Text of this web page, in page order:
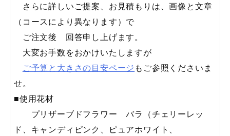
さらに詳しいご提案、お見積もりは、画像と文章
（コースにより異なります）で
ご注文後 回答申し上げます。
大変お手数をおかけいたしますが
ご予算と大きさの目安ページ もご参照くださいま
せ。
■使用花材
プリザーブドフラワー バラ（チェリーレッ
ド、キャンディピンク、ピュアホワイト、